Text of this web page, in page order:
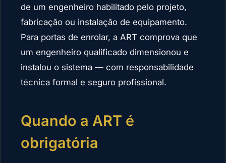
de um engenheiro habilitado pelo projeto,
fabricação ou instalação de equipamento.
Para portas de enrolar, a ART comprova que
um engenheiro qualificado dimensionou e
instalou o sistema — com responsabilidade
técnica formal e seguro profissional.
Quando a ART é
obrigatória